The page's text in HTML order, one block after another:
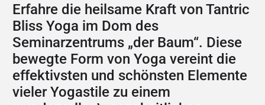
Erfahre die heilsame Kraft von Tantric
Bliss Yoga im Dom des
Seminarzentrums „der Baum“. Diese
bewegte Form von Yoga vereint die
effektivsten und schönsten Elemente
vieler Yogastile zu einem